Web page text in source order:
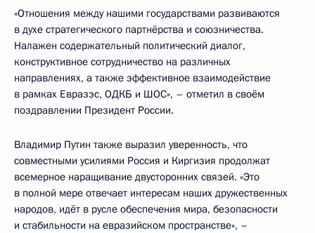
«Отношения между нашими государствами развиваются
в духе стратегического партнёрства и союзничества.
Налажен содержательный политический диалог,
конструктивное сотрудничество на различных
направлениях, а также эффективное взаимодействие
в рамках Евразэс, ОДКБ и ШОС», – отметил в своём
поздравлении Президент России.
Владимир Путин также выразил уверенность, что
совместными усилиями Россия и Киргизия продолжат
всемерное наращивание двусторонних связей. «Это
в полной мере отвечает интересам наших дружественных
народов, идёт в русле обеспечения мира, безопасности
и стабильности на евразийском пространстве», –